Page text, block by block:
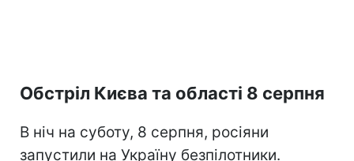
Обстріл Києва та області 8 серпня
В ніч на суботу, 8 серпня, росіяни
запустили на Україну безпілотники.